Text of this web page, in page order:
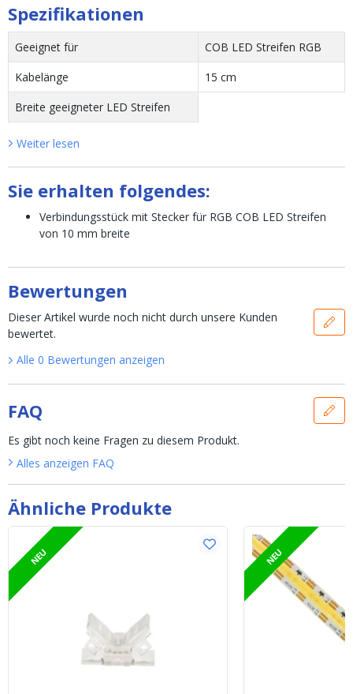
Spezifikationen
Geeignet für
COB LED Streifen RGB
Kabelänge
15 cm
Breite geeigneter LED Streifen
Weiter lesen
Sie erhalten folgendes:
Verbindungsstück mit Stecker für RGB COB LED Streifen
von 10 mm breite
Ähnliche Produkte
NEU NEU
Bewertungen
Dieser Artikel wurde noch nicht durch unsere Kunden
bewertet.
Alle 0 Bewertungen anzeigen
FAQ
Es gibt noch keine Fragen zu diesem Produkt.
Alles anzeigen FAQ